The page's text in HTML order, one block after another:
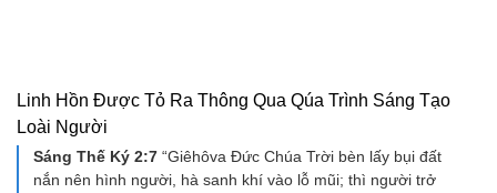
Linh Hồn Được Tỏ Ra Thông Qua Qúa Trình Sáng Tạo
Loài Người
Sáng Thế Ký 2:7 “Giêhôva Đức Chúa Trời bèn lấy bụi đất
nắn nên hình người, hà sanh khí vào lỗ mũi; thì người trở